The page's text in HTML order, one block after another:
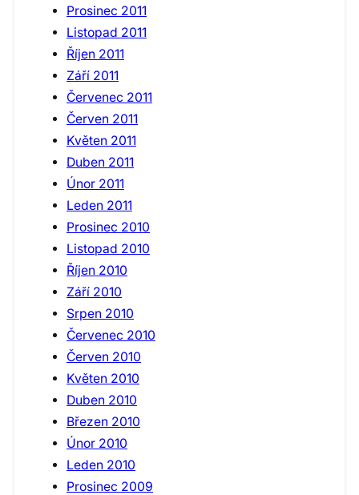
Prosinec 2011
Listopad 2011
Říjen 2011
Září 2011
Červenec 2011
Červen 2011
Květen 2011
Duben 2011
Únor 2011
Leden 2011
Prosinec 2010
Listopad 2010
Říjen 2010
Září 2010
Srpen 2010
Červenec 2010
Červen 2010
Květen 2010
Duben 2010
Březen 2010
Únor 2010
Leden 2010
Prosinec 2009